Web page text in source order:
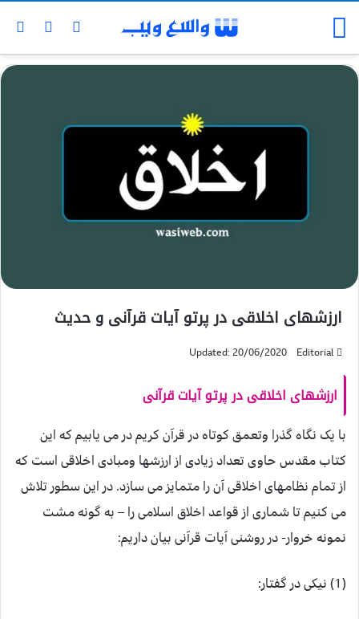
ارزشهای اخلاقی در پرتو آیات قرآنی و حدیث
Editorial
Updated: 20/06/2020
ارزشهای اخلاقی در پرتو آیات قرآنی
با یک نگاه گذرا وتعمق کوتاه در قرآن کریم در می یابیم که این
کتاب مقدس حاوی تعداد زیادی از ارزشها ومبادی اخلاقی است که
از تمام نظامهای اخلاقی آن را متمایز می سازد. در این سطور تلاش
می کنیم تا شماری از قواعد اخلاق اسلامی را – به گونه مشت
نمونه خروار- در روشنی آیات قرآنی بیان داریم:
(1) نیکی در گفتار: